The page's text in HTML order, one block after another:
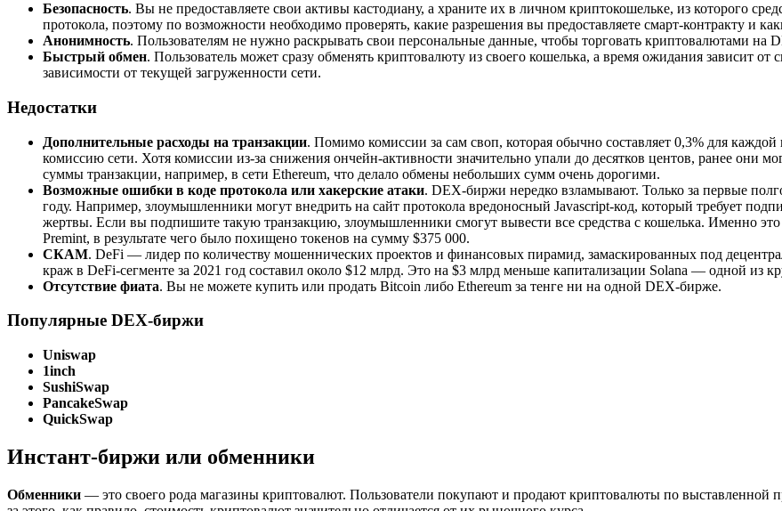
Безопасность. Вы не предоставляете свои активы кастодиану, а храните их в личном криптокошельке, из которого
протокола, поэтому по возможности необходимо проверять, какие разрешения вы предоставляете смарт-контракту и
Анонимность. Пользователям не нужно раскрывать свои персональные данные, чтобы торговать криптовалютами на
Быстрый обмен. Пользователь может сразу обменять криптовалюту из своего кошелька, а время ожидания зависит от
зависимости от текущей загруженности сети.
Недостатки
Дополнительные расходы на транзакции. Помимо комиссии за сам своп, которая обычно составляет 0,3% для
комиссию сети. Хотя комиссии из-за снижения ончейн-активности значительно упали до десятков центов, ранее они
суммы транзакции, например, в сети Ethereum, что делало обмены небольших сумм очень дорогими.
Возможные ошибки в коде протокола или хакерские атаки. DEX-биржи нередко взламывают. Только за первые
году. Например, злоумышленники могут внедрить на сайт протокола вредоносный Javascript-код, который требует
жертвы. Если вы подпишите такую транзакцию, злоумышленники смогут вывести все средства с кошелька. Именно
Premint, в результате чего было похищено токенов на сумму $375 000.
СКАМ. DeFi — лидер по количеству мошеннических проектов и финансовых пирамид, замаскированных под
краж в DeFi-сегменте за 2021 год составил около $12 млрд. Это на $3 млрд меньше капитализации Solana — одной
Отсутствие фиата. Вы не можете купить или продать Bitcoin либо Ethereum за тенге ни на одной DEX-бирже.
Популярные DEX-биржи
Uniswap
1inch
SushiSwap
PancakeSwap
QuickSwap
Инстант-биржи или обменники
Обменники — это своего рода магазины криптовалют. Пользователи покупают и продают криптовалюты по выставленной